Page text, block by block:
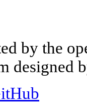
by the
designed